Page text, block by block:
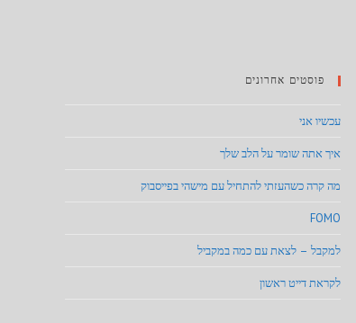
פוסטים אחרונים
עכשיו אני
איך אתה שומר על הלב שלך
מה קרה כשהעזתי להתחיל עם מישהי בפייסבוק
FOMO
למקבל – לצאת עם כמה במקביל
לקראת דייט ראשון